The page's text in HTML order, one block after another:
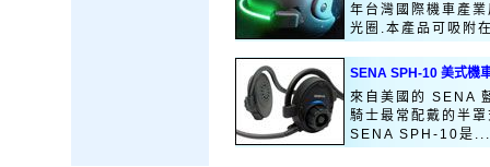
年台灣國際機車產
光圈.本產品可吸附
SENA SPH-10 美式機
來自美國的 SENA
騎士最常配戴的半
SENA SPH-10是...